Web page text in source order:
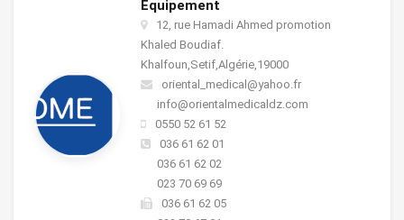
Equipement
12, rue Hamadi Ahmed promotion
Khaled Boudiaf.
Khalfoun,Setif,Algérie,19000
oriental_medical@yahoo.fr
info@orientalmedicaldz.com
0550 52 61 52
036 61 62 01
036 61 62 02
023 70 69 69
036 61 62 05